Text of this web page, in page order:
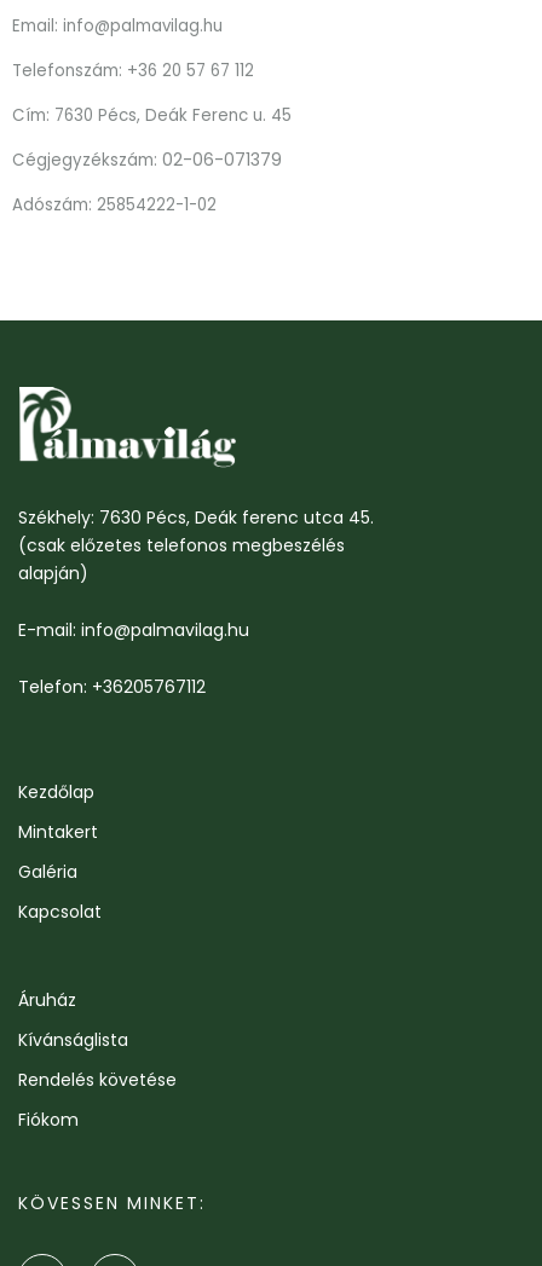
Email: info@palmavilag.hu
Telefonszám: +36 20 57 67 112
Cím: 7630 Pécs, Deák Ferenc u. 45
Cégjegyzékszám: 02-06-071379
Adószám: 25854222-1-02
Székhely: 7630 Pécs, Deák ferenc utca 45.
(csak előzetes telefonos megbeszélés
alapján)
E-mail: info@palmavilag.hu
Telefon: +36205767112
Kezdőlap
Mintakert
Galéria
Kapcsolat
Áruház
Kívánságlista
Rendelés követése
Fiókom
KÖVESSEN MINKET: